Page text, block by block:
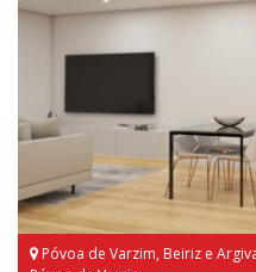
Póvoa de Varzim, Beiriz e